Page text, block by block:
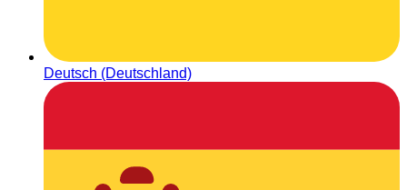
Deutsch (Deutschland)